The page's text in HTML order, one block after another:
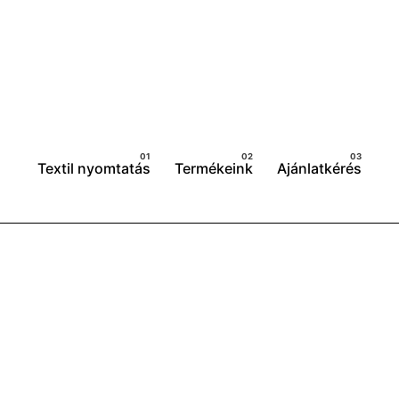
Textil nyomtatás Termékeink Ajánlatkérés